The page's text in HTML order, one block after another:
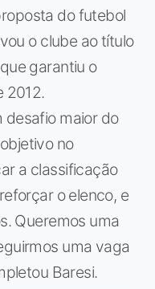
do futebol
o clube ao título
garantiu o
2012.
desafio maior do
no
a classificação
o elenco, e
Queremos uma
uma vaga
Baresi.